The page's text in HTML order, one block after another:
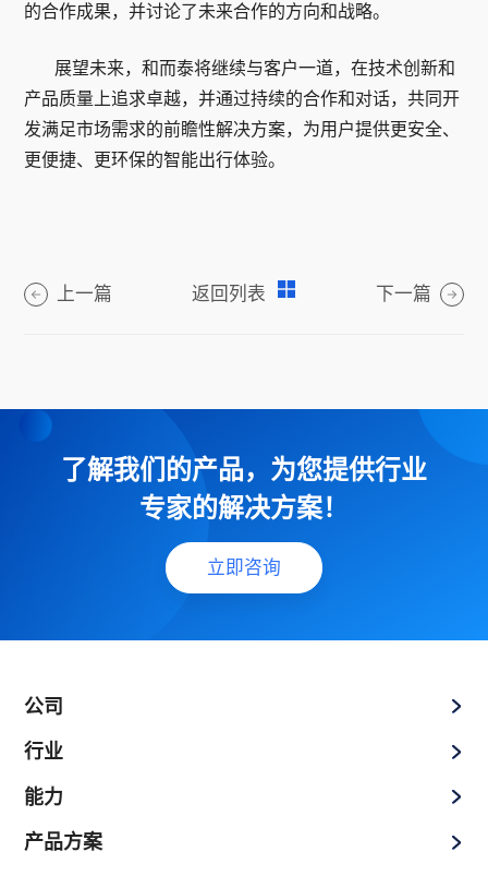
的合作成果，并讨论了未来合作的方向和战略。
展望未来，和而泰将继续与客户一道，在技术创新和
产品质量上追求卓越，并通过持续的合作和对话，共同开
发满足市场需求的前瞻性解决方案，为用户提供更安全、
更便捷、更环保的智能出行体验。
上一篇 返回列表 下一篇
了解我们的产品，为您提供行业
专家的解决方案！
立即咨询
公司
行业
能力
产品方案